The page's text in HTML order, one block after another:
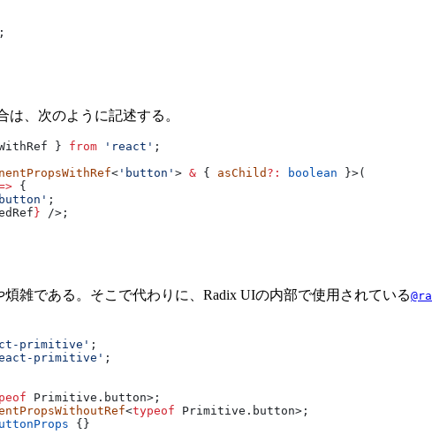
;
は、次のように記述する。
} from 'react' ;
< 'button' > & { asChild ?: boolean }>(
{
;
} />;
雑である。そこで代わりに、Radix UIの内部で使用されている
primitive' ;
primitive' ;
Primitive.button>;
<typeof Primitive.button>;
{}